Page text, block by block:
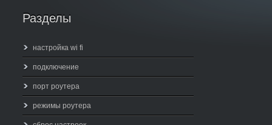
Разделы
настройка wi fi
подключение
порт роутера
режимы роутера